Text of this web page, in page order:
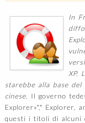
In
XP.
starebbe alla base
cinese. Il governo
Explorer»"," Explorer,
questi i titoli di alcuni